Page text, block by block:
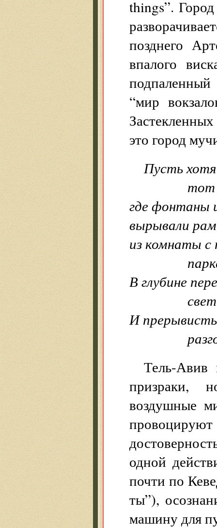
things”.
позднего
впалого
“мир
это город
Пусть
тот
где фонтаны
вырывали
из комнаты
В глубине
И
Тель-
призраки,
воздушные
одной
почти по
ты”),
машину для